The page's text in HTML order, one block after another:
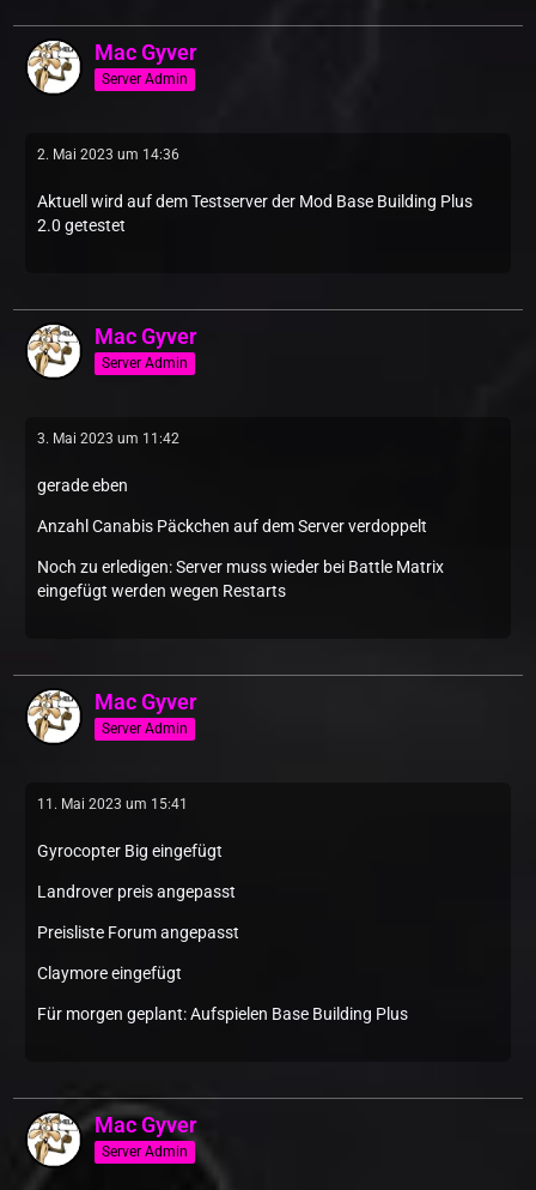
Mac Gyver
Server Admin
2. Mai 2023 um 14:36
Aktuell wird auf dem Testserver der Mod Base Building Plus
2.0 getestet
Mac Gyver
Server Admin
3. Mai 2023 um 11:42
gerade eben
Anzahl Canabis Päckchen auf dem Server verdoppelt
Noch zu erledigen: Server muss wieder bei Battle Matrix
eingefügt werden wegen Restarts
Mac Gyver
Server Admin
11. Mai 2023 um 15:41
Gyrocopter Big eingefügt
Landrover preis angepasst
Preisliste Forum angepasst
Claymore eingefügt
Für morgen geplant: Aufspielen Base Building Plus
Mac Gyver
Server Admin